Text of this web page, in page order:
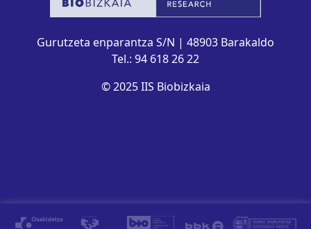
Gurutzeta enparantza S/N | 48903 Barakaldo
Tel.: 94 618 26 22
© 2025 IIS Biobizkaia